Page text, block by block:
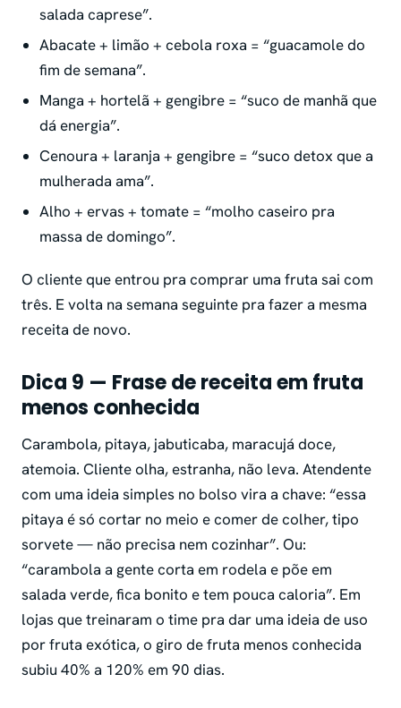
salada caprese”.
Abacate + limão + cebola roxa = “guacamole do
fim de semana”.
Manga + hortelã + gengibre = “suco de manhã que
dá energia”.
Cenoura + laranja + gengibre = “suco detox que a
mulherada ama”.
Alho + ervas + tomate = “molho caseiro pra
massa de domingo”.
O cliente que entrou pra comprar uma fruta sai com
três. E volta na semana seguinte pra fazer a mesma
receita de novo.
Dica 9 — Frase de receita em fruta
menos conhecida
Carambola, pitaya, jabuticaba, maracujá doce,
atemoia. Cliente olha, estranha, não leva. Atendente
com uma ideia simples no bolso vira a chave: “essa
pitaya é só cortar no meio e comer de colher, tipo
sorvete — não precisa nem cozinhar”. Ou:
“carambola a gente corta em rodela e põe em
salada verde, fica bonito e tem pouca caloria”. Em
lojas que treinaram o time pra dar uma ideia de uso
por fruta exótica, o giro de fruta menos conhecida
subiu 40% a 120% em 90 dias.